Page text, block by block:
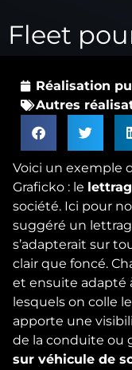
Fleet
Réalisation
Autres
Voici un exemple
Graficko : le
société. Ici pour
suggéré un
s’adapterait sur
clair que foncé.
et ensuite adapté
lesquels on colle le
apporte une
de la conduite ou
sur véhicule de